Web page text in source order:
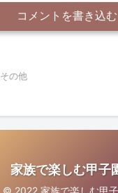
コメントを書き込む
その他
家族で楽しむ甲子
© 2022 家族で楽しむ甲